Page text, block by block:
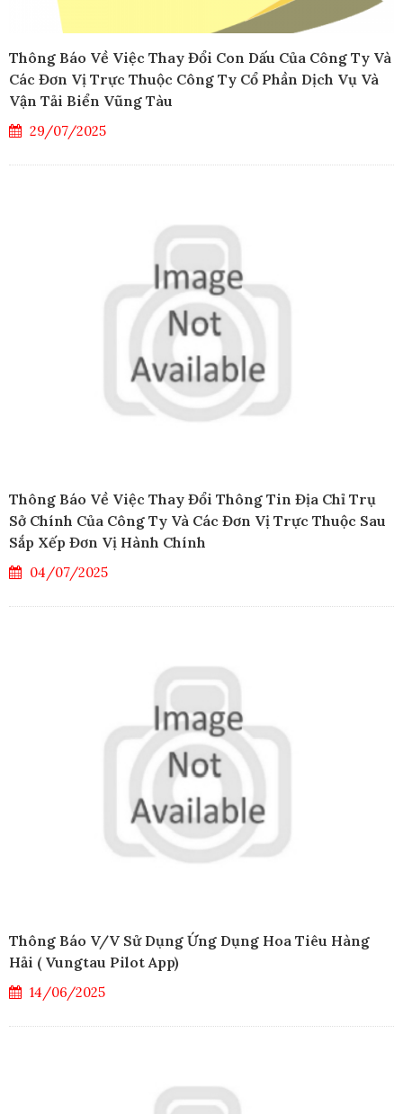
Thông Báo Về Việc Thay Đổi Con Dấu Của Công Ty Và
Các Đơn Vị Trực Thuộc Công Ty Cổ Phần Dịch Vụ Và
Vận Tải Biển Vũng Tàu
29/07/2025
Thông Báo Về Việc Thay Đổi Thông Tin Địa Chỉ Trụ
Sở Chính Của Công Ty Và Các Đơn Vị Trực Thuộc Sau
Sắp Xếp Đơn Vị Hành Chính
04/07/2025
Thông Báo V/v Sử Dụng Ứng Dụng Hoa Tiêu Hàng
Hải ( Vungtau Pilot App)
14/06/2025